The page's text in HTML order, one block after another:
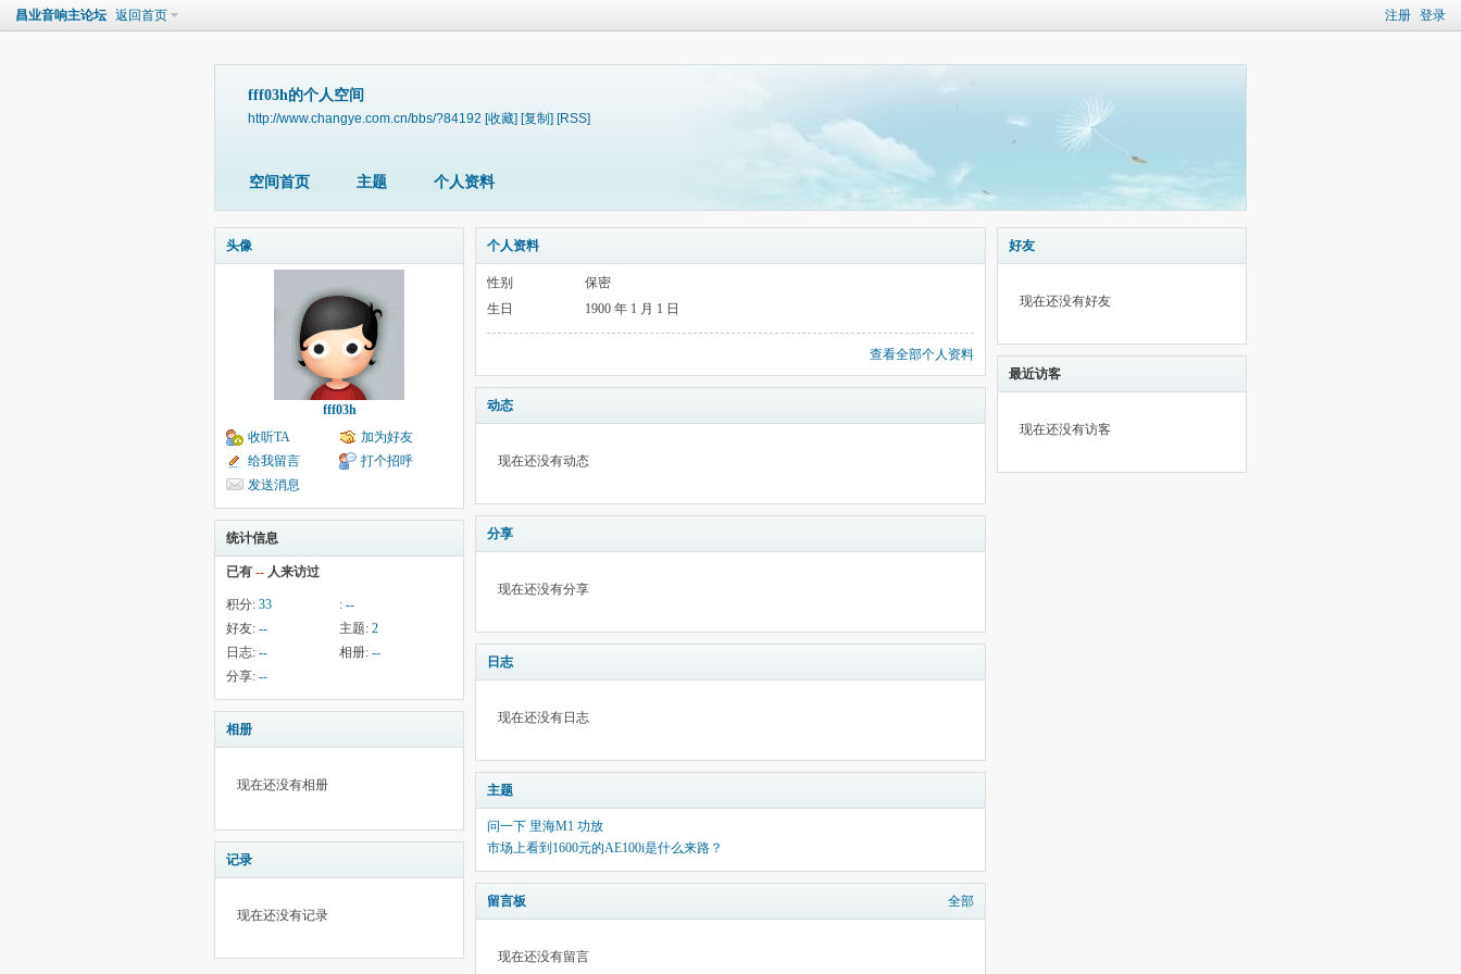
注册 登录
昌业音响主论坛 返回首页
fff03h的个人空间
http://www.changye.com.cn/bbs/?84192 [收藏] [复制] [RSS]
空间首页 主题 个人资料
头像
fff03h
收听TA
加为好友
给我留言
打个招呼
发送消息
统计信息
已有 -- 人来访过
积分: 33 : --
好友: -- 主题: 2
日志: -- 相册: --
分享: --
相册
现在还没有相册
记录
现在还没有记录
个人资料
性别
保密
生日
1900 年 1 月 1 日
查看全部个人资料
动态
现在还没有动态
分享
现在还没有分享
日志
现在还没有日志
主题
问一下 里海M1 功放
市场上看到1600元的AE100i是什么来路？
留言板 全部
现在还没有留言
好友
现在还没有好友
最近访客
现在还没有访客